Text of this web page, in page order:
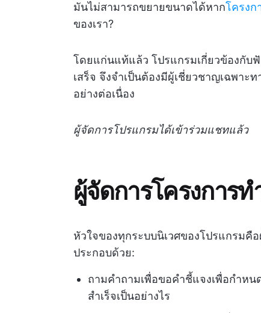
มันไม่สามารถขยายขนาดได้หากโครงก
ของเรา?
โดยแก่นแท้แล้ว โปรแกรมเกี่ยวข้องกับ
เสร็จ จึงจำเป็นต้องมีผู้เชี่ยวชาญเฉพา
อย่างต่อเนื่อง
ผู้จัดการโปรแกรมได้เข้าร่วมแชทแล้ว
ผู้จัดการโครงการท
หัวใจของทุกระบบนิเวศของโปรแกรมคื
ประกอบด้วย:
ถามคำถามเพื่อขอคำชี้แจงเพื่อกำห
สำเร็จเป็นอย่างไร